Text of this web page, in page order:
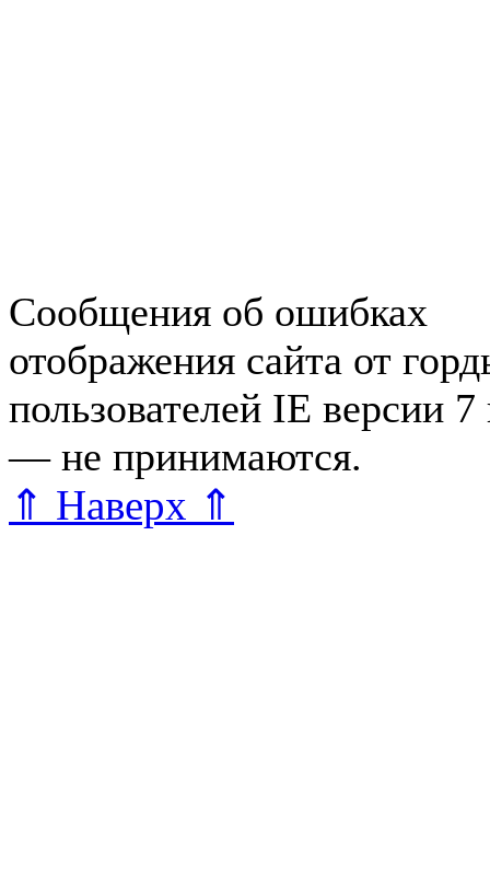
Сообщения об ошибках
отображения сайта от
пользователей IE версии
— не принимаются.
⇑ Наверх ⇑